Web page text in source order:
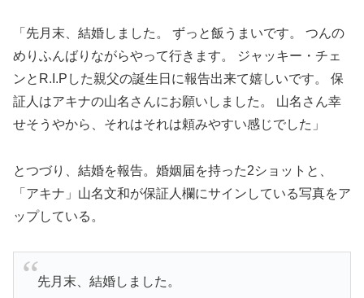
「先月末、結婚しました。 ずっと飯うまいです。 つんの
めりふんばりながらやって行きます。 ジャッキー・チェ
ンとR.I.Pした親父の誕生日に報告出来て嬉しいです。 保
証人はアキナの山名さんにお願いしました。 山名さん幸
せそうやから、それはそれは頼みやすい感じでした」
とつづり、結婚を報告。婚姻届を持った2ショットと、
「アキナ」山名文和が保証人欄にサインしている写真をア
ップしている。
先月末、結婚しました。